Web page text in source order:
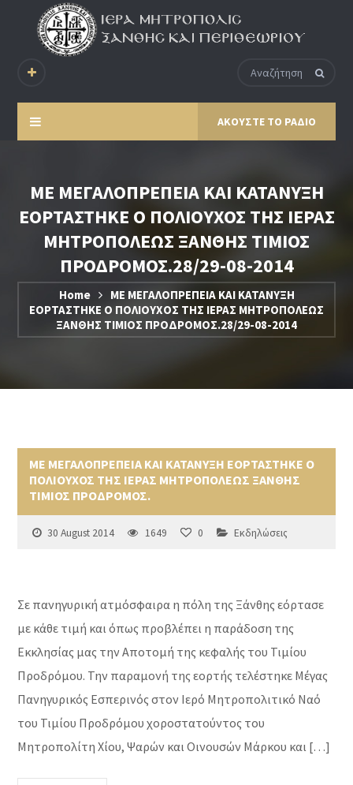
ΑΚΟΥΣΤΕ ΤΟ ΡΑΔΙΟ
ΜΕ ΜΕΓΑΛΟΠΡΕΠΕΙΑ ΚΑΙ ΚΑΤΑΝΥΞΗ
ΕΟΡΤΑΣΤΗΚΕ Ο ΠΟΛΙΟΥΧΟΣ ΤΗΣ ΙΕΡΑΣ
ΜΗΤΡΟΠΟΛΕΩΣ ΞΑΝΘΗΣ ΤΙΜΙΟΣ
ΠΡΟΔΡΟΜΟΣ.28/29-08-2014
Home
ΜΕ ΜΕΓΑΛΟΠΡΕΠΕΙΑ ΚΑΙ ΚΑΤΑΝΥΞΗ
ΕΟΡΤΑΣΤΗΚΕ Ο ΠΟΛΙΟΥΧΟΣ ΤΗΣ ΙΕΡΑΣ ΜΗΤΡΟΠΟΛΕΩΣ
ΞΑΝΘΗΣ ΤΙΜΙΟΣ ΠΡΟΔΡΟΜΟΣ.28/29-08-2014
ΜΕ ΜΕΓΑΛΟΠΡΕΠΕΙΑ ΚΑΙ ΚΑΤΑΝΥΞΗ ΕΟΡΤΑΣΤΗΚΕ Ο
ΠΟΛΙΟΥΧΟΣ ΤΗΣ ΙΕΡΑΣ ΜΗΤΡΟΠΟΛΕΩΣ ΞΑΝΘΗΣ
ΤΙΜΙΟΣ ΠΡΟΔΡΟΜΟΣ.
30 August 2014 1649 0 Εκδηλώσεις
Σε πανηγυρική ατμόσφαιρα η πόλη της Ξάνθης εόρτασε
με κάθε τιμή και όπως προβλέπει η παράδοση της
Εκκλησίας μας την Αποτομή της κεφαλής του Τιμίου
Προδρόμου. Την παραμονή της εορτής τελέστηκε Μέγας
Πανηγυρικός Εσπερινός στον Ιερό Μητροπολιτικό Ναό
του Τιμίου Προδρόμου χοροστατούντος του
Μητροπολίτη Χίου, Ψαρών και Οινουσών Μάρκου και […]